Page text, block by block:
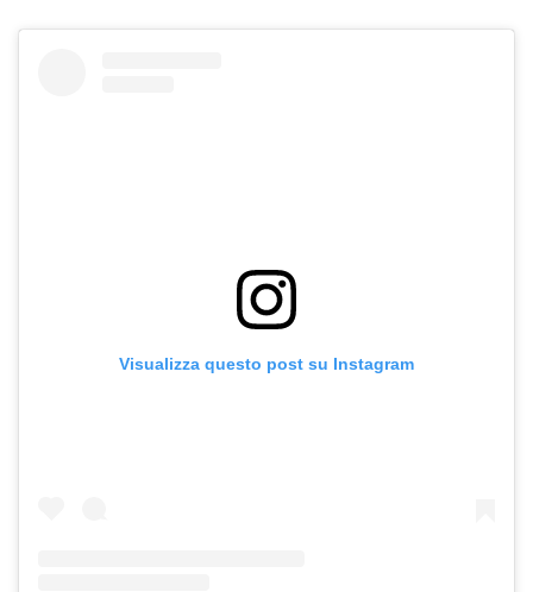
Visualizza questo post su Instagram